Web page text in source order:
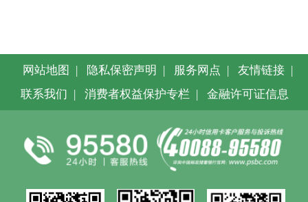
网站地图 | 隐私保密声明 | 服务网点 | 友情链接 |
联系我们 | 消费者权益保护专栏 | 金融许可证信息